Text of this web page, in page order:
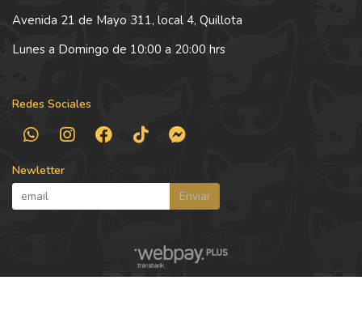
Avenida 21 de Mayo 311, local 4, Quillota
Lunes a Domingo de 10:00 a 20:00 hrs
Redes Sociales
Newletter
Enviar